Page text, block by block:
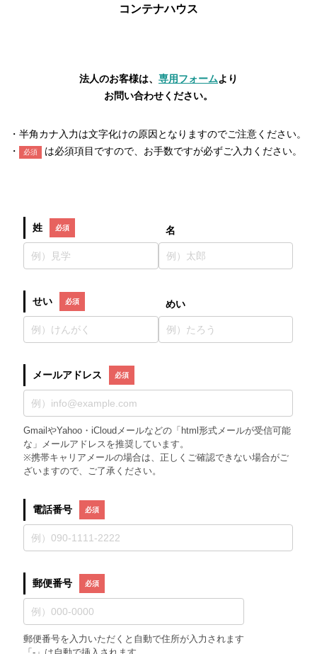
コンテナハウス
法人のお客様は、 専用フォームより
お問い合わせください。
・半角カナ入力は文字化けの原因となりますのでご注意ください。
・
必須 は必須項目ですので、お手数ですが必ずご入力ください。